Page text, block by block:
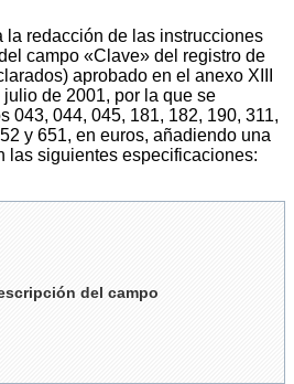
redacción de las instrucciones
campo «Clave» del registro de
aprobado en el anexo XIII
de 2001, por la que se
043, 044, 045, 181, 182, 190, 311,
y 651, en euros, añadiendo una
las siguientes especificaciones:
del campo